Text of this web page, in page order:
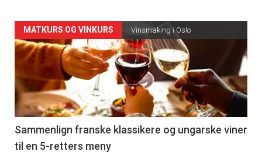
Forsiden
akkurat
nå
-
5
MATKURS OG VINKURS Vinsmaking i Oslo
Sammenlign franske klassikere og ungarske viner
til en 5-retters meny